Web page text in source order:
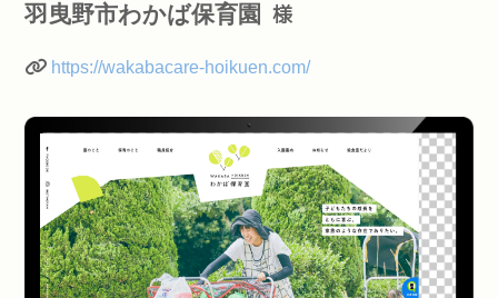
羽曳野市わかば保育園 様
https://wakabacare-hoikuen.com/